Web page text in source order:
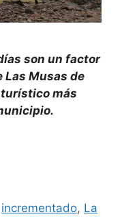
son un factor
Las Musas de
más
incrementado, La